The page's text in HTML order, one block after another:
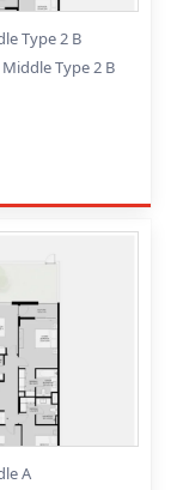
Type 2 B
Type 2 B
A